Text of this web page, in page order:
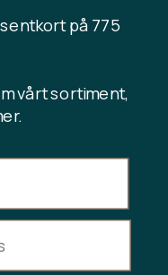
på 775
vårt sortiment,